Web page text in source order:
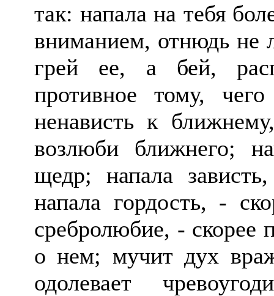
так: напала на тебя
вниманием, отнюдь не
грей ее, а бей,
противное тому,
ненависть к
возлюби ближнего;
щедр; напала
напала гордость, -
сребролюбие, - скорее
о нем; мучит дух
одолевает